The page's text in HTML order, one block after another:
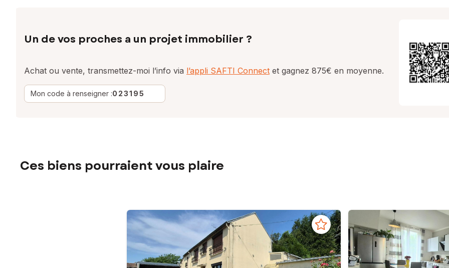
Un de vos proches a un projet immobilier ?
Achat ou vente, transmettez-moi l’info via l’appli SAFTI Connect et gagnez 875€ en moyenne.
Mon code à renseigner :023195
Ces biens pourraient vous plaire